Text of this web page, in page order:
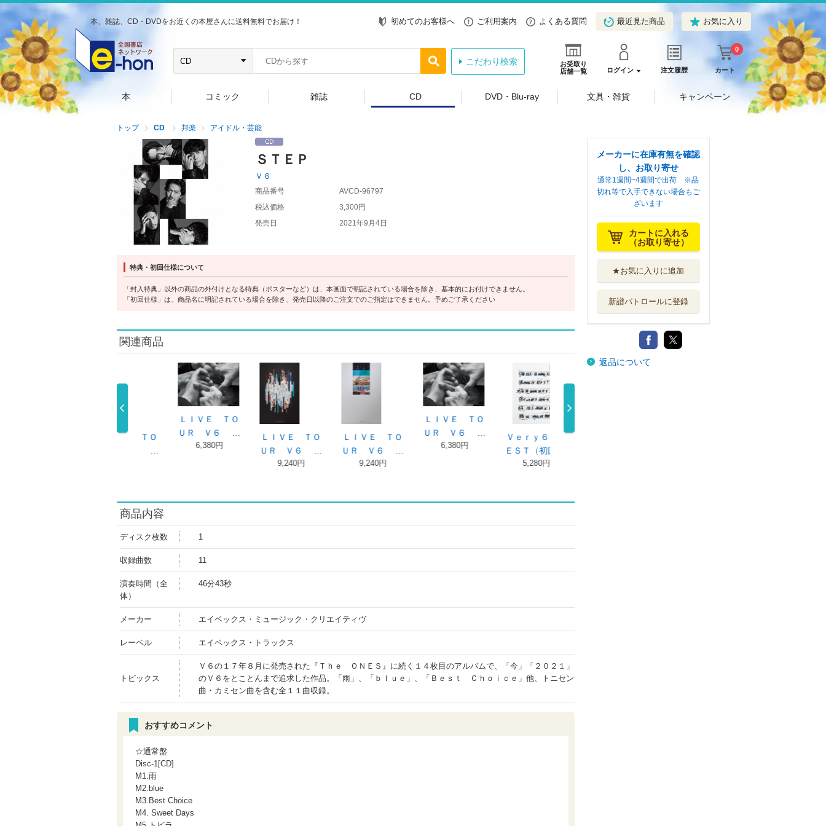
本、雑誌、CD・DVDをお近くの本屋さんに送料無料でお届け！ 初めてのお客様へ ご利用案内 よくある質問 最近見た商品 お気に入り
お受取り
店舗一覧
ログイン 注文履歴 カート
0
こだわり検索
本 コミック 雑誌 CD DVD・Blu-ray 文具・雑貨 キャンペーン
トップ CD 邦楽 アイドル・芸能
ＳＴＥＰ
Ｖ６
商品番号
AVCD-96797
税込価格
3,300円
発売日
2021年9月4日
特典・初回仕様について
「封入特典」以外の商品の外付けとなる特典（ポスターなど）は、本画面で明記されている場合を除き、基本的にお付けできません。
「初回仕様」は、商品名に明記されている場合を除き、発売日以降のご注文でのご指定はできません。予めご了承ください
関連商品
ＬＩＶＥ ＴＯ
ＬＩＶＥ ＴＯ
ＵＲ Ｖ６ …
6,380円
Ｖｅｒｙ６ Ｂ
ＥＳＴ（初回 …
5,280円
Ｖｅｒｙ６ Ｂ
ＥＳＴ（初回 …
5,280円
Ｖｅｒｙ６ Ｂ
ＥＳＴ
ＳＴＥＰ（初回
盤Ａ／ＤＶＤ …
4,180円
商品内容
ディスク枚数 1
収録曲数 11
演奏時間（全
体）
46分43秒
メーカー エイベックス・ミュージック・クリエイティヴ
レーベル エイベックス・トラックス
トピックス
Ｖ６の１７年８月に発売された『Ｔｈｅ ＯＮＥＳ』に続く１４枚目のアルバムで、「今」「２０２１」
のＶ６をとことんまで追求した作品。「雨」、「ｂｌｕｅ」、「Ｂｅｓｔ Ｃｈｏｉｃｅ」他、トニセン
曲・カミセン曲を含む全１１曲収録。
おすすめコメント
☆通常盤
Disc-1[CD]
M1.雨
M2.blue
M3.Best Choice
M4. Sweet Days
メーカーに在庫有無を確認
し、お取り寄せ
通常1週間~4週間で出荷 ※品
切れ等で入手できない場合もご
ざいます
カートに入れる
（お取り寄せ）
★お気に入りに追加
新譜パトロールに登録
返品について